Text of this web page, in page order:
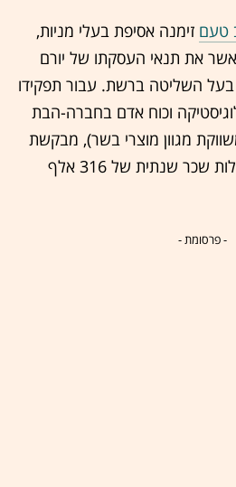
טעם זימנה אסיפת בעלי מניות,
את תנאי העסקתו של יורם
השליטה ברשת. עבור תפקידו
וכוח אדם בחברה-הבת
מגוון מוצרי בשר), מבקשת
טיב טעם לאשר לויצמן עלות שכר שנתית של 316 אלף
- פרסומת -